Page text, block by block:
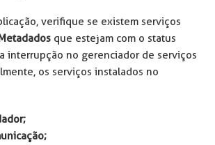
verifique se existem serviços
que estejam com o status
interrupção no gerenciador de serviços
os serviços instalados no